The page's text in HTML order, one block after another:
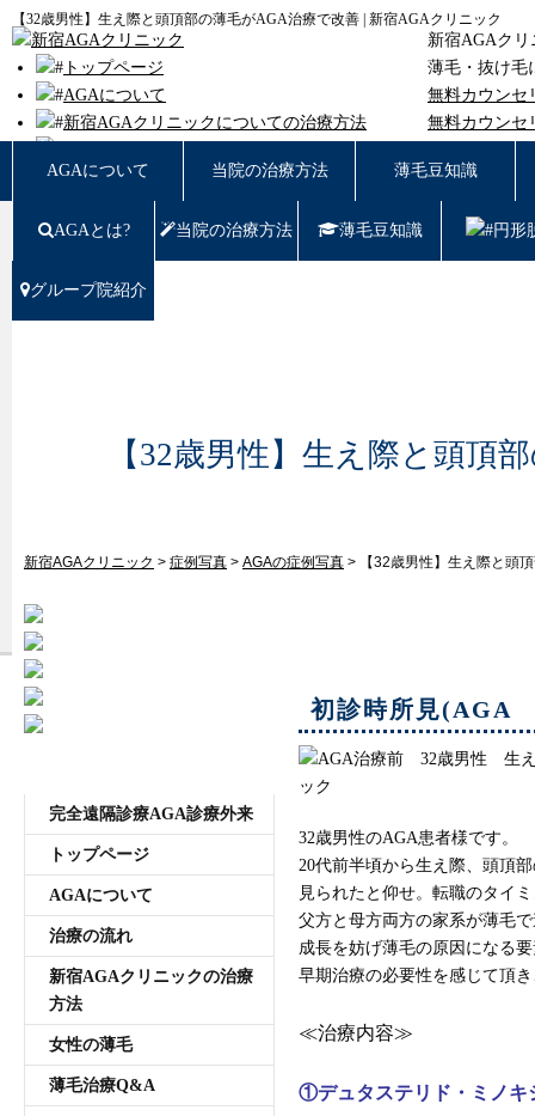
【32歳男性】生え際と頭頂部の薄毛がAGA治療で改善 | 新宿AGAクリニック
トップページ
AGAについて
新宿AGAクリニックについての治療方法
円形脱毛
症例写真
治療の流れ
プライバシーポリシー
受付時間11:00~20:00 年中無休
新宿AGAクリ
薄毛・抜け毛
無料カウンセ
無料カウンセ
AGAについて
当院の治療方法 薄毛豆知識
AGAとは? 当院の治療方法 薄毛豆知識 円形
グループ院紹介
【32歳男性】生え際と頭頂
新宿AGAクリニック > 症例写真 > AGAの症例写真 > 【32歳男性】生え際と頭
初診時所見(AGA
32歳男性のAGA患者様です。
20代前半頃から生え際、頭頂
見られたと仰せ。転職のタイ
父方と母方両方の家系が薄毛
成長を妨げ薄毛の原因になる
早期治療の必要性を感じて頂
≪治療内容≫
①デュタステリド・ミノキ
完全遠隔診療AGA診療外来
トップページ
AGAについて
治療の流れ
新宿AGAクリニックの治療
方法
女性の薄毛
薄毛治療Q&A